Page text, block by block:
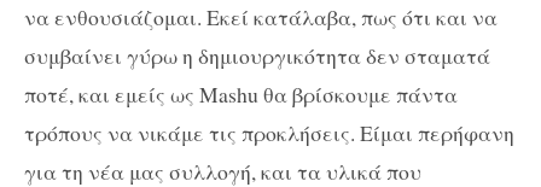
να ενθουσιάζομαι. Εκεί κατάλαβα, πως ότι και να
συμβαίνει γύρω η δημιουργικότητα δεν σταματά
ποτέ, και εμείς ως Mashu θα βρίσκουμε πάντα
τρόπους να νικάμε τις προκλήσεις. Είμαι περήφανη
για τη νέα μας συλλογή, και τα υλικά που